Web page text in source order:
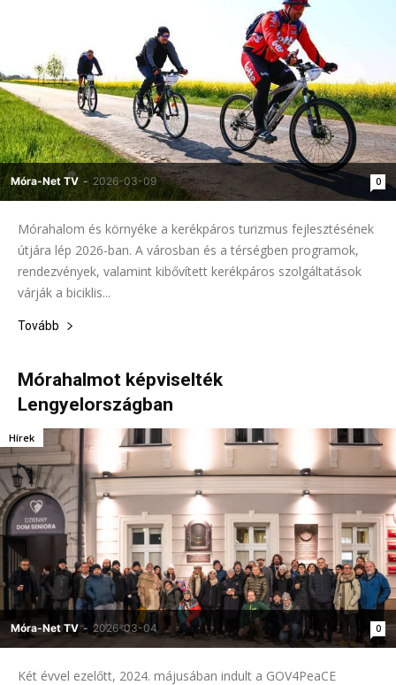
Móra-Net TV - 2026-03-09 0
Mórahalom és környéke a kerékpáros turizmus fejlesztésének
útjára lép 2026-ban. A városban és a térségben programok,
rendezvények, valamint kibővített kerékpáros szolgáltatások
várják a biciklis...
Tovább
Mórahalmot képviselték
Lengyelországban
Móra-Net TV - 2026-03-04 0
Hírek
Két évvel ezelőtt, 2024. májusában indult a GOV4PeaCE